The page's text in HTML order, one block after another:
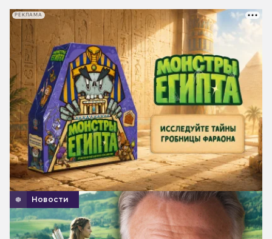
Новости
РЕКЛАМА